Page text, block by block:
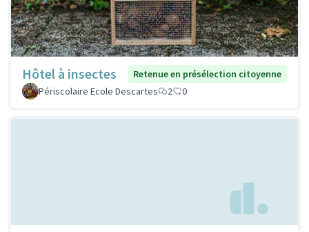
Hôtel à insectes
Retenue en présélection citoyenne
Périscolaire Ecole Descartes
2 0